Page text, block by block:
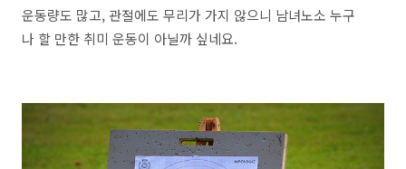
운동량도 많고, 관절에도 무리가 가지 않으니 남녀노소 누구
나 할 만한 취미 운동이 아닐까 싶네요.